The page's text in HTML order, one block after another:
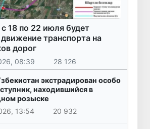
18 по 22 июля будет
транспорта на
дорог
08:39 28 126
экстрадирован особо
находившийся в
розыске
13:54
20 932